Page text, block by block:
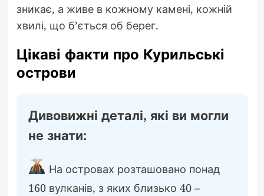
зникає, а живе в кожному камені, кожній
хвилі, що б’ється об берег.
Цікаві факти про Курильські
острови
Дивовижні деталі, які ви могли
не знати:
На островах розташовано понад
160 вулканів, з яких близько 40 –